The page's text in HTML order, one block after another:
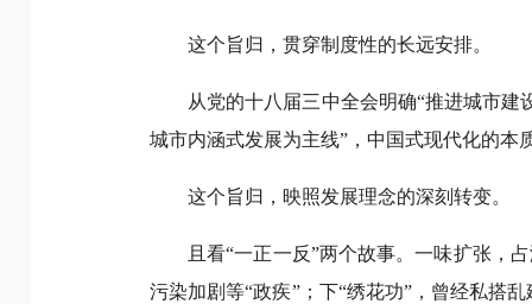
这个旨归，贯穿制度性的长远安排。
从党的十八届三中全会明确“推进城市建
城市内涵式发展为主线”，中国式现代化的
这个旨归，映照发展理念的深刻转变。
且看“一正一反”两个故事。一味扩张，
污染加剧等“政疾”；下“绣花功”，曾经私搭